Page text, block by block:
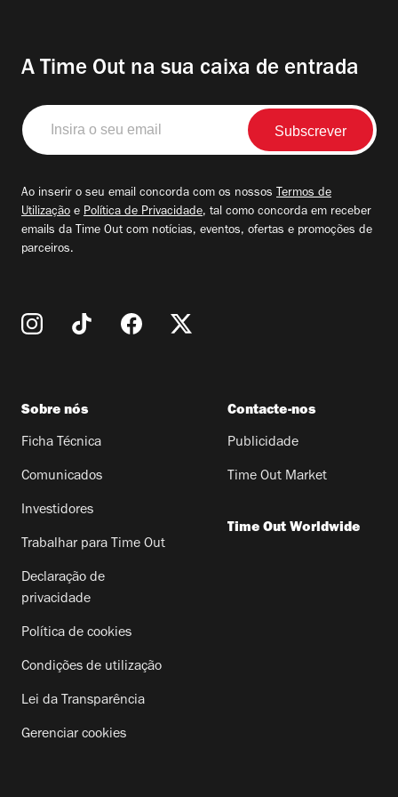
A Time Out na sua caixa de entrada
Insira
o
seu
Ao inserir o seu email concorda com os nossos Termos de
Utilização e Política de Privacidade, tal como concorda em receber
emails da Time Out com notícias, eventos, ofertas e promoções de
parceiros.
Sobre nós
Ficha Técnica
Comunicados
Investidores
Trabalhar para Time Out
Declaração de
privacidade
Política de cookies
Condições de utilização
Lei da Transparência
Gerenciar cookies
Contacte-nos
Publicidade
Time Out Market
Time Out Worldwide